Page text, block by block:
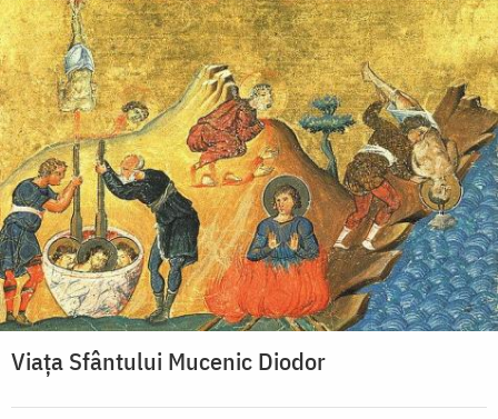
Viaţa Sfântului Mucenic Diodor